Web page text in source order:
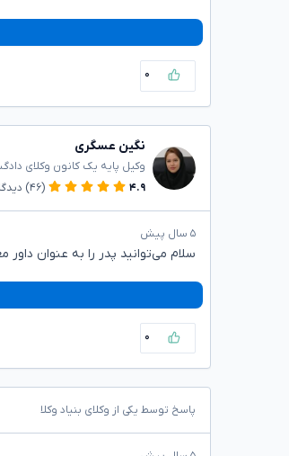
۰
نگین عسگری
وکیل پایه یک کانون وکلای
۴.۹
(۴۶)
۵ سال پیش
سلام می‌توانید پدر را به عنوان
۰
پاسخ توسط یکی از وکلای بنیاد وکلا